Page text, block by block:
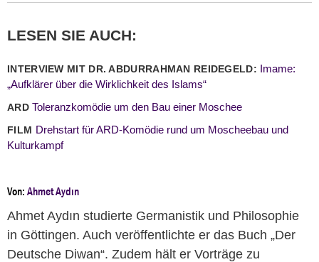
LESEN SIE AUCH:
INTERVIEW MIT DR. ABDURRAHMAN REIDEGELD: Imame:
„Aufklärer über die Wirklichkeit des Islams“
ARDToleranzkomödie um den Bau einer Moschee
FILM Drehstart für ARD-Komödie rund um Moscheebau und
Kulturkampf
Von: Ahmet Aydın
Ahmet Aydın studierte Germanistik und Philosophie
in Göttingen. Auch veröffentlichte er das Buch „Der
Deutsche Diwan“. Zudem hält er Vorträge zu